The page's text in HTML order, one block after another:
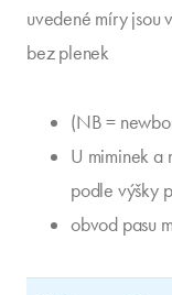
uvedené míry jsou
bez plenek
(NB =
U miminek a
podle výšky
obvod pasu